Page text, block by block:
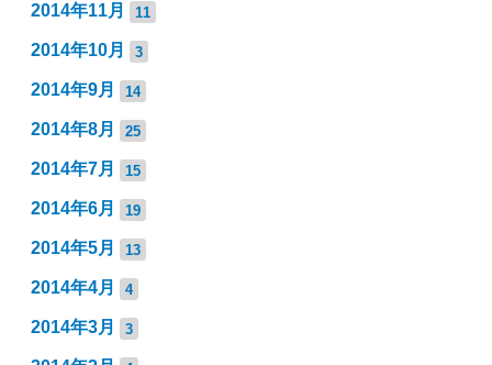
2014年11月 11
2014年10月 3
2014年9月 14
2014年8月 25
2014年7月 15
2014年6月 19
2014年5月 13
2014年4月 4
2014年3月 3